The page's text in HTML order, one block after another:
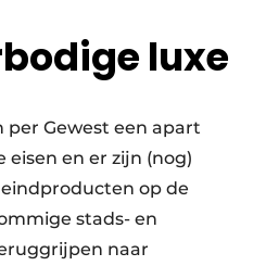
luxe
per Gewest een apart
en er zijn (nog)
op de
stads- en
naar